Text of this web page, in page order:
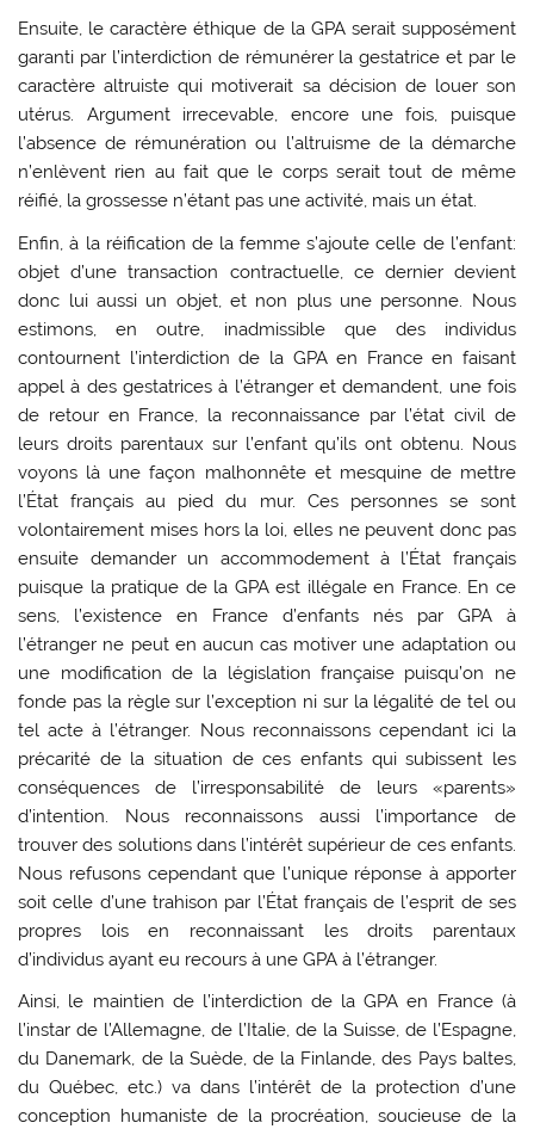
Ensuite, le caractère éthique de la GPA serait supposément
garanti par l’interdiction de rémunérer la gestatrice et par le
caractère altruiste qui motiverait sa décision de louer son
utérus. Argument irrecevable, encore une fois, puisque
l’absence de rémunération ou l’altruisme de la démarche
n’enlèvent rien au fait que le corps serait tout de même
réifié, la grossesse n’étant pas une activité, mais un état.
Enfin, à la réification de la femme s’ajoute celle de l’enfant:
objet d’une transaction contractuelle, ce dernier devient
donc lui aussi un objet, et non plus une personne. Nous
estimons, en outre, inadmissible que des individus
contournent l’interdiction de la GPA en France en faisant
appel à des gestatrices à l’étranger et demandent, une fois
de retour en France, la reconnaissance par l’état civil de
leurs droits parentaux sur l’enfant qu’ils ont obtenu. Nous
voyons là une façon malhonnête et mesquine de mettre
l’État français au pied du mur. Ces personnes se sont
volontairement mises hors la loi, elles ne peuvent donc pas
ensuite demander un accommodement à l’État français
puisque la pratique de la GPA est illégale en France. En ce
sens, l’existence en France d’enfants nés par GPA à
l’étranger ne peut en aucun cas motiver une adaptation ou
une modification de la législation française puisqu’on ne
fonde pas la règle sur l’exception ni sur la légalité de tel ou
tel acte à l’étranger. Nous reconnaissons cependant ici la
précarité de la situation de ces enfants qui subissent les
conséquences de l’irresponsabilité de leurs «parents»
d’intention. Nous reconnaissons aussi l’importance de
trouver des solutions dans l’intérêt supérieur de ces enfants.
Nous refusons cependant que l’unique réponse à apporter
soit celle d’une trahison par l’État français de l’esprit de ses
propres lois en reconnaissant les droits parentaux
d’individus ayant eu recours à une GPA à l’étranger.
Ainsi, le maintien de l’interdiction de la GPA en France (à
l’instar de l’Allemagne, de l’Italie, de la Suisse, de l’Espagne,
du Danemark, de la Suède, de la Finlande, des Pays baltes,
du Québec, etc.) va dans l’intérêt de la protection d’une
conception humaniste de la procréation, soucieuse de la